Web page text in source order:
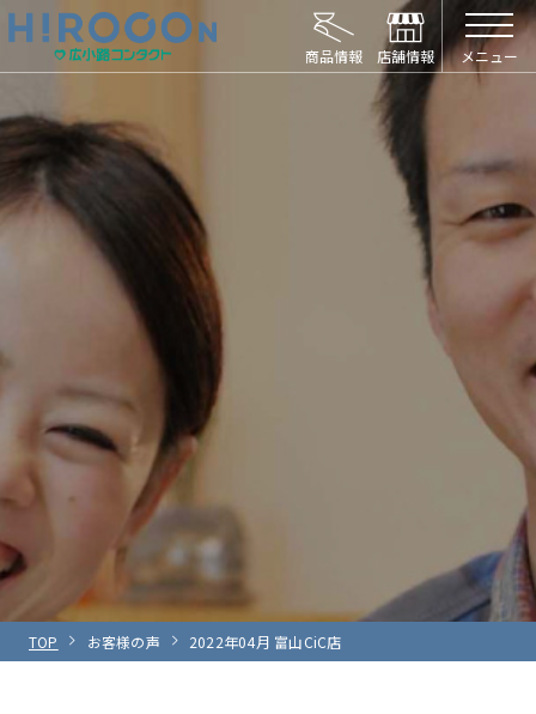
HIROCON｜広小路コンタクト｜【豊橋・浜
メニュー
TOP お客様の声 2022年04月 富山CiC店